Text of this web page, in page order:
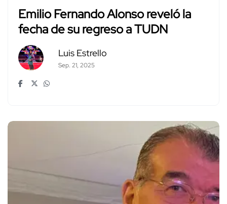
Emilio Fernando Alonso reveló la
fecha de su regreso a TUDN
Luis Estrello
Sep. 21, 2025